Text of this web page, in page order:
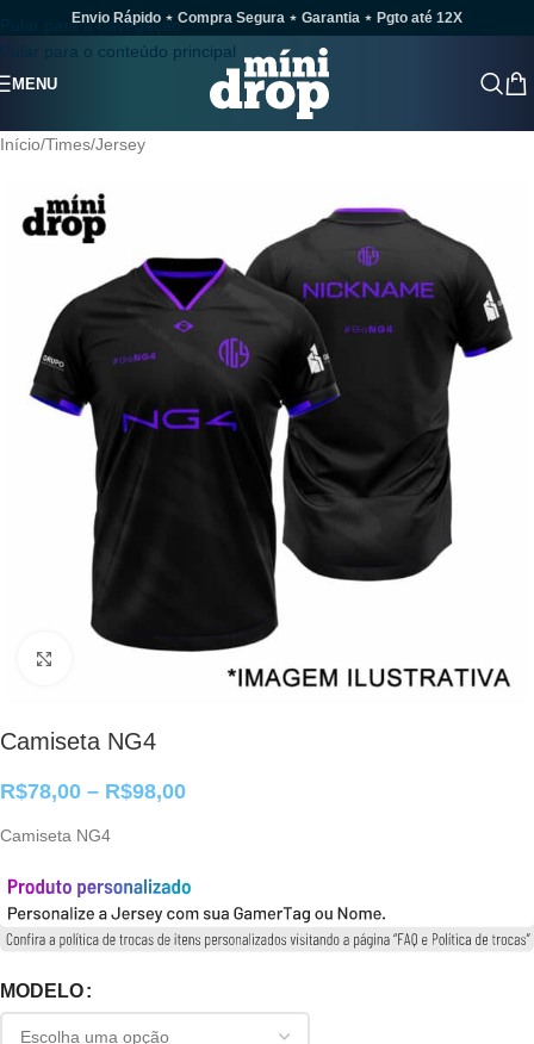
Pular para a navegação
Pular para o conteúdo principal
Envio Rápido ⋆ Compra Segura ⋆ Garantia ⋆ Pgto até 12X
MENU
Início/Times/Jersey
Camiseta NG4
R$78,00 – R$98,00
Camiseta NG4
MODELO